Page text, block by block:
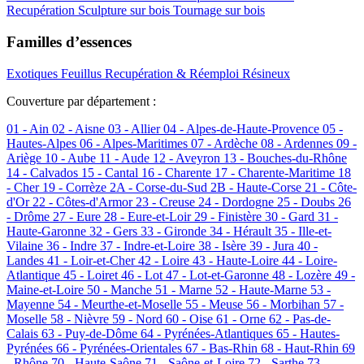
Recupération Sculpture sur bois Tournage sur bois
Familles d’essences
Exotiques Feuillus Recupération & Réemploi Résineux
Couverture par département :
01 - Ain 02 - Aisne 03 - Allier04 - Alpes-de-Haute-Provence 05 -
Hautes-Alpes 06 - Alpes-Maritimes 07 - Ardèche 08 - Ardennes 09 -
Ariège 10 - Aube 11 - Aude 12 - Aveyron 13 - Bouches-du-Rhône
14 - Calvados 15 - Cantal 16 - Charente 17 - Charente-Maritime 18
- Cher 19 - Corrèze 2A - Corse-du-Sud 2B - Haute-Corse 21 - Côte-
d'Or 22 - Côtes-d'Armor 23 - Creuse 24 - Dordogne 25 - Doubs 26
- Drôme 27 - Eure 28 - Eure-et-Loir 29 - Finistère 30 - Gard 31 -
Haute-Garonne 32 - Gers 33 - Gironde 34 - Hérault 35 - Ille-et-
Vilaine 36 - Indre 37 - Indre-et-Loire 38 - Isère 39 - Jura 40 -
Landes 41 - Loir-et-Cher42 - Loire 43 - Haute-Loire 44 - Loire-
Atlantique 45 - Loiret 46 - Lot 47 - Lot-et-Garonne 48 - Lozère 49 -
Maine-et-Loire 50 - Manche 51 - Marne 52 - Haute-Marne 53 -
Mayenne 54 - Meurthe-et-Moselle 55 - Meuse 56 - Morbihan 57 -
Moselle 58 - Nièvre 59 - Nord 60 - Oise 61 - Orne 62 - Pas-de-
Calais 63 - Puy-de-Dôme 64 - Pyrénées-Atlantiques 65 - Hautes-
Pyrénées 66 - Pyrénées-Orientales 67 - Bas-Rhin 68 - Haut-Rhin 69